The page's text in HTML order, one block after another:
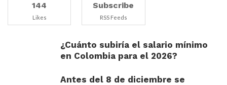
144
Likes
Subscribe
RSS Feeds
¿Cuánto subiría el salario mínimo
en Colombia para el 2026?
Antes del 8 de diciembre se